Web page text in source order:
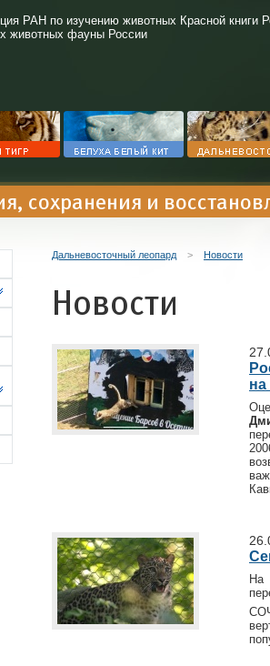
РАН по изучению животных Красной книги
животных фауны России
сохранения и
Дальневосточный леопард > Новости
Новости
На